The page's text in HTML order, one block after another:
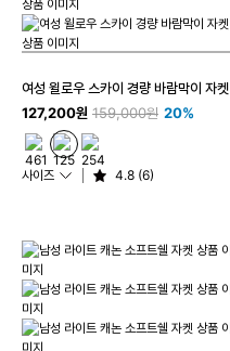
여성 윌로우 스카이 경량 바람막이 자켓
127,200원 159,000원 20%
사이즈 4.8 (6)